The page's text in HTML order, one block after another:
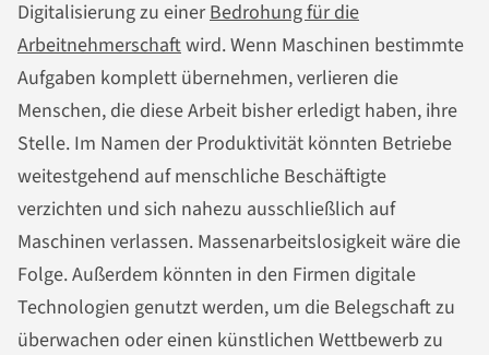
Digitalisierung zu einerBedrohung für die
Arbeitnehmerschaftwird. Wenn Maschinen bestimmte
Aufgaben komplett übernehmen, verlieren die
Menschen, die diese Arbeit bisher erledigt haben, ihre
Stelle. Im Namen der Produktivität könnten Betriebe
weitestgehend auf menschliche Beschäftigte
verzichten und sich nahezu ausschließlich auf
Maschinen verlassen. Massenarbeitslosigkeit wäre die
Folge. Außerdem könnten in den Firmen digitale
Technologien genutzt werden, um die Belegschaft zu
überwachen oder einen künstlichen Wettbewerb zu